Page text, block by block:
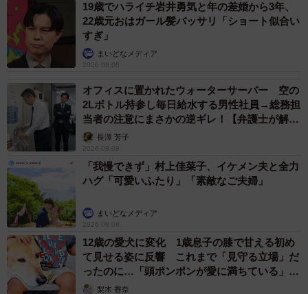
19歳でハライチ岩井勇気と年の差婚から3年、
22歳元おはガール髪バッサリ「ショート似合い
すぎ」
まいどなメディア
2026.08.08
オフィスに置かれたウォーターサーバー 空の
2Lボトル持参し毎日給水する男性社員→総務担
当者の注意にまさかの逆ギレ！【弁護士が解
説】長澤 芳子
2026.08.08
「我慢できず」村上佳菜子、イケメン夫と全力
ハグ「可愛いふたり」「素敵なご夫婦」
まいどなメディア
2026.08.08
12歳の愛犬に変化 1歳息子の膝で甘える初め
て見せる姿に反響 これまで「見守る立場」だ
ったのに…「頭ポンポンが愛に満ちている」
「尊…」
梨木 香奈